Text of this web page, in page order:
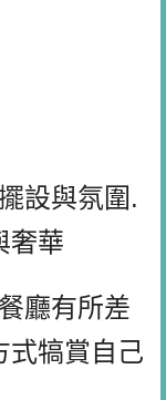
設與氛圍.
奢華
廳有所差
式犒賞自己